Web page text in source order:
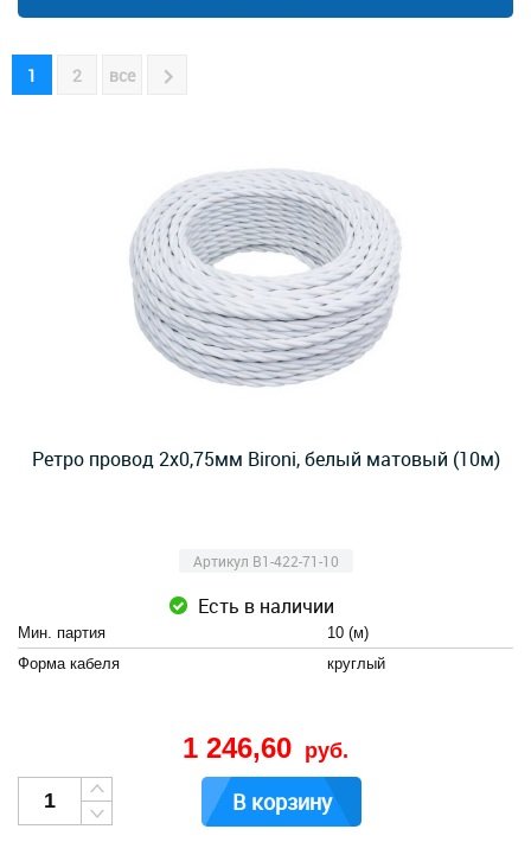
1 2 все
Ретро провод 2х0,75мм Bironi, белый матовый (10м)
Артикул B1-422-71-10
Есть в наличии
Мин. партия
10 (м)
Форма кабеля
круглый
1 246,60 руб.
В корзину